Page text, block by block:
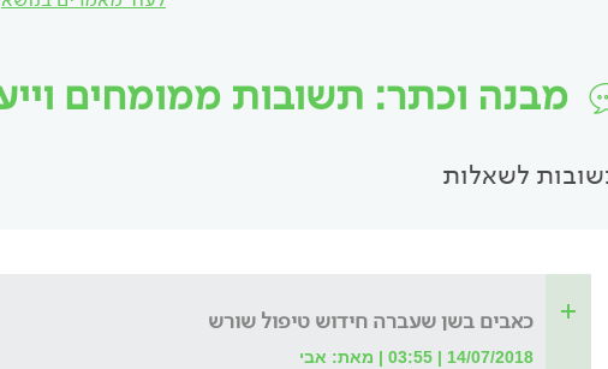
מבנה וכתר: תשובות ממומחים
לשאלות
כאבים בשן שעברה חידוש טיפול שורש
14/07/2018 | 03:55 | מאת: אבי